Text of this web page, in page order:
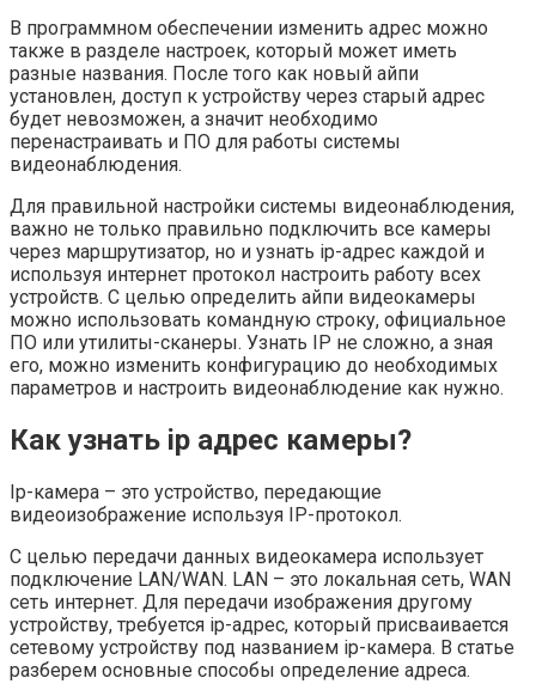
В программном обеспечении изменить адрес можно
также в разделе настроек, который может иметь
разные названия. После того как новый айпи
установлен, доступ к устройству через старый адрес
будет невозможен, а значит необходимо
перенастраивать и ПО для работы системы
видеонаблюдения.
Для правильной настройки системы видеонаблюдения,
важно не только правильно подключить все камеры
через маршрутизатор, но и узнать ip-адрес каждой и
используя интернет протокол настроить работу всех
устройств. С целью определить айпи видеокамеры
можно использовать командную строку, официальное
ПО или утилиты-сканеры. Узнать IP не сложно, а зная
его, можно изменить конфигурацию до необходимых
параметров и настроить видеонаблюдение как нужно.
Как узнать ip адрес камеры?
Ip-камера – это устройство, передающие
видеоизображение используя IP-протокол.
С целью передачи данных видеокамера использует
подключение LAN/WAN. LAN – это локальная сеть, WAN
сеть интернет. Для передачи изображения другому
устройству, требуется ip-адрес, который присваивается
сетевому устройству под названием ip-камера. В статье
разберем основные способы определение адреса.